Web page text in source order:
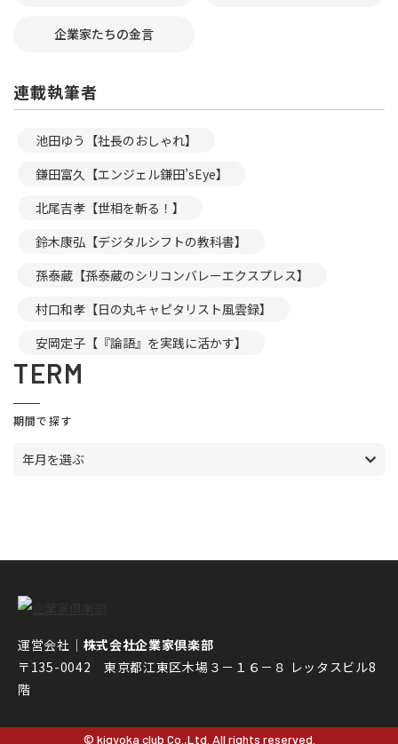
企業家たちの金言
連載執筆者
池田ゆう【社長のおしゃれ】
鎌田富久【エンジェル鎌田’sEye】
北尾吉孝【世相を斬る！】
鈴木康弘【デジタルシフトの教科書】
孫泰蔵【孫泰蔵のシリコンバレーエクスプレス】
村口和孝【日の丸キャピタリスト風雲録】
安岡定子【『論語』を実践に活かす】
TERM
期間で探す
年月を選ぶ
運営会社｜ 株式会社企業家倶楽部
〒135-0042 東京都江東区木場３－１６－８ レッタスビル8
階
© kigyoka club Co.,Ltd. All rights reserved.